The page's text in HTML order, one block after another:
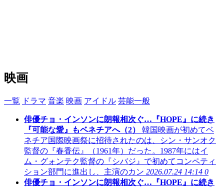
映画
一覧 ドラマ 音楽 映画 アイドル 芸能一般
俳優チョ・インソンに朗報相次ぐ…『HOPE』に続き
『可能な愛』もベネチアへ（2）
韓国映画が初めてベ
ネチア国際映画祭に招待されたのは、シン・サンオク
監督の『春香伝』（1961年）だった。1987年にはイ
ム・グォンテク監督の『シバジ』で初めてコンペティ
ション部門に進出し、主演のカン 2026.07.24 14:14 0
俳優チョ・インソンに朗報相次ぐ…『HOPE』に続き